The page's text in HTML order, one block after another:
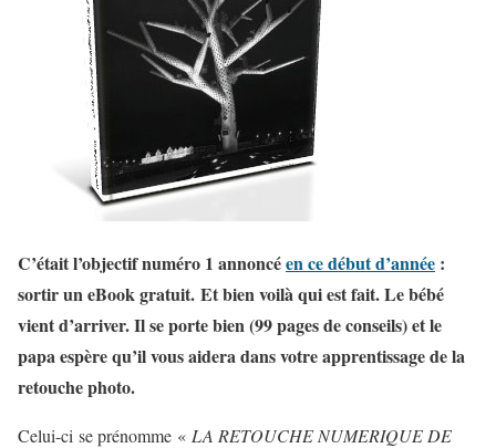
C’était l’objectif numéro 1 annoncéen ce début d’année :
sortir un eBook gratuit. Et bien voilà qui est fait. Le bébé
vient d’arriver. Il se porte bien (99 pages de conseils) et le
papa espère qu’il vous aidera dans votre apprentissage de la
retouche photo.
Celui-ci se prénomme « LA RETOUCHE NUMERIQUE DE